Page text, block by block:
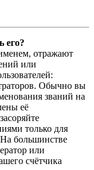
его?
отражают
или
Обычно вы
званий на
её
только для
большинстве
или
счётчика